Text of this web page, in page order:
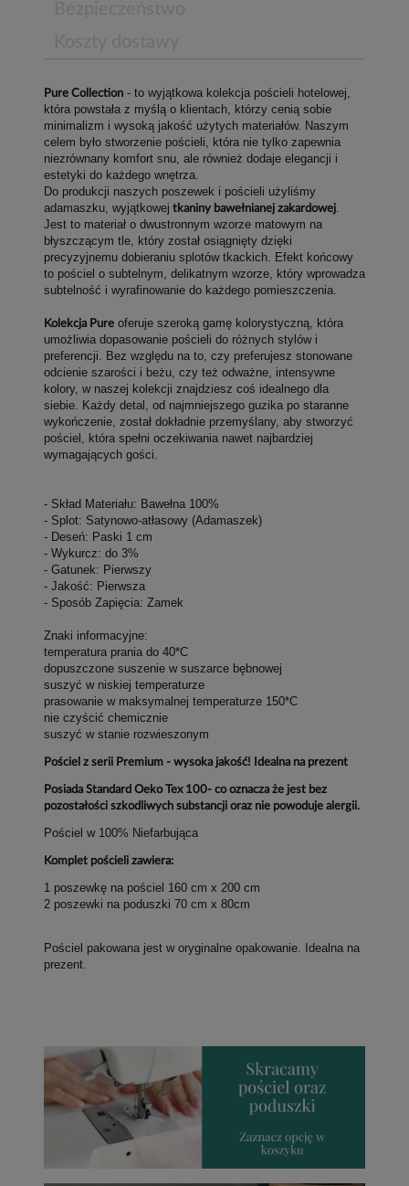
Pure Collection - to wyjątkowa kolekcja pościeli hotelowej,
która powstała z myślą o klientach, którzy cenią sobie
minimalizm i wysoką jakość użytych materiałów. Naszym
celem było stworzenie pościeli, która nie tylko zapewnia
niezrównany komfort snu, ale również dodaje elegancji i
estetyki do każdego wnętrza.
Do produkcji naszych poszewek i pościeli użyliśmy
adamaszku, wyjątkowej tkaniny bawełnianej zakardowej
Jest to materiał o dwustronnym wzorze matowym na
błyszczącym tle, który został osiągnięty dzięki
precyzyjnemu dobieraniu splotów tkackich. Efekt końcowy
to pościel o subtelnym, delikatnym wzorze, który wprowadza
subtelność i wyrafinowanie do każdego pomieszczenia.
Kolekcja Pure oferuje szeroką gamę kolorystyczną, która
umożliwia dopasowanie pościeli do różnych stylów i
preferencji. Bez względu na to, czy preferujesz stonowane
odcienie szarości i beżu, czy też odważne, intensywne
kolory, w naszej kolekcji znajdziesz coś idealnego dla
siebie. Każdy detal, od najmniejszego guzika po staranne
wykończenie, został dokładnie przemyślany, aby stworzyć
pościel, która spełni oczekiwania nawet najbardziej
wymagających gości.
- Skład Materiału: Bawełna 100%
- Splot: Satynowo-atłasowy (Adamaszek)
- Deseń: Paski 1 cm
- Wykurcz: do 3%
- Gatunek: Pierwszy
- Jakość: Pierwsza
- Sposób Zapięcia: Zamek
Znaki informacyjne:
temperatura prania do 40*C
dopuszczone suszenie w suszarce bębnowej
suszyć w niskiej temperaturze
prasowanie w maksymalnej temperaturze 150*C
nie czyścić chemicznie
suszyć w stanie rozwieszonym
Pościel z serii Premium - wysoka jakość! Idealna na prezent
Posiada Standard Oeko Tex 100- co oznacza że jest bez
pozostałości szkodliwych substancji oraz nie powoduje alergii.
Pościel w 100% Niefarbująca
Komplet pościeli zawiera:
1 poszewkę na pościel 160 cm x 200 cm
2 poszewki na poduszki 70 cm x 80cm
Pościel pakowana jest w oryginalne opakowanie. Idealna na
prezent.